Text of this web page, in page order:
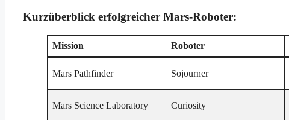
Kurzüberblick erfolgreicher Mars-Roboter:
Mission Roboter
Mars Pathfinder Sojourner
Mars Science Laboratory Curiosity